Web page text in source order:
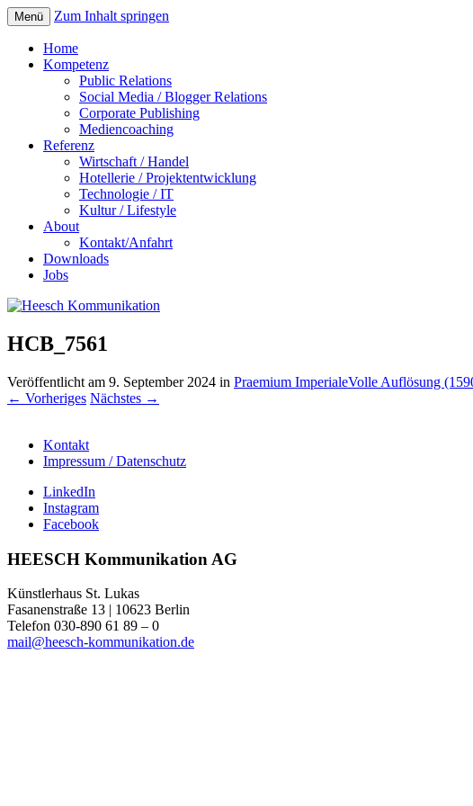
Menü Zum Inhalt springen
Home
Kompetenz
Public Relations
Social Media / Blogger Relations
Corporate Publishing
Mediencoaching
Referenz
Wirtschaft / Handel
Hotellerie / Projektentwicklung
Technologie / IT
Kultur / Lifestyle
About
Kontakt/Anfahrt
Downloads
Jobs
HCB_7561
Veröffentlicht am 9. September 2024 in Praemium ImperialeVolle Auflösung
← Vorheriges Nächstes →
Kontakt
Impressum / Datenschutz
LinkedIn
Instagram
Facebook
HEESCH Kommunikation AG
Künstlerhaus St. Lukas
Fasanenstraße 13 | 10623 Berlin
Telefon 030-890 61 89 – 0
mail@heesch-kommunikation.de